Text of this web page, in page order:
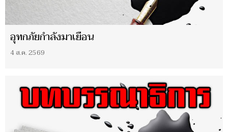
อุทกภัยกำลังมาเยือน
4 ส.ค. 2569